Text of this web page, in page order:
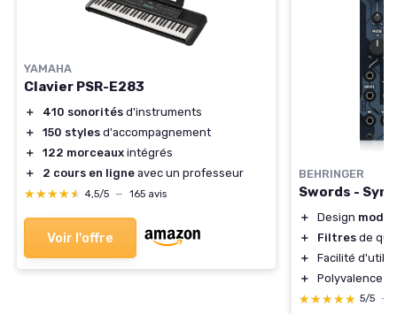
YAMAHA
Clavier PSR-E283
＋ 410 sonorités d'instruments
＋
150 styles d'accompagnement
＋
122 morceaux intégrés
＋
2 cours en ligne avec un professeur
★★★★★
★★★★★ 4,5/5 — 165 avis
Voir l'offre
BEHRINGER
Swords -
＋ Design
＋
Filtres de
＋
Facilité
＋
Polyvalence
★★★★★
★★★★★ 5/5 —